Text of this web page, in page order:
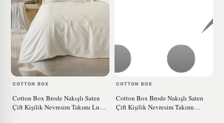
COTTON BOX
Cotton Box Brode Nakışlı Saten
Çift Kişilik Nevresim Takımı Luxe
COTTON BOX
Cotton Box Brode Nakışlı Saten
Çift Kişilik Nevresim Takımı